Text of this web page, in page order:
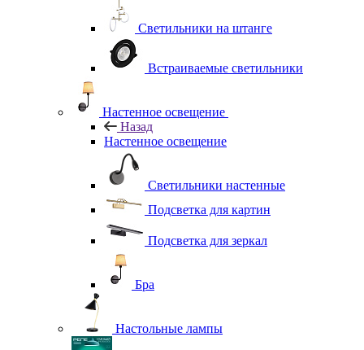
Светильники на штанге
Встраиваемые светильники
Настенное освещение
Назад
Настенное освещение
Светильники настенные
Подсветка для картин
Подсветка для зеркал
Бра
Настольные лампы